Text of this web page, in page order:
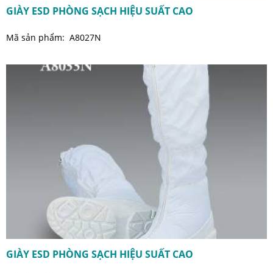
GIÀY ESD PHÒNG SẠCH HIỆU SUẤT CAO
Mã sản phẩm: A8027N
GIÀY ESD PHÒNG SẠCH HIỆU SUẤT CAO